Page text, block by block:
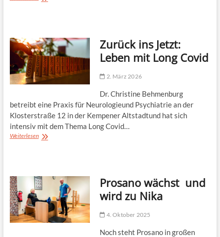
Zurück ins Jetzt:
Leben mit Long Covid
2. März 2026
Dr. Christine Behmenburg
betreibt eine Praxis für Neurologieund Psychiatrie an der
Klosterstraße 12 in der Kempener Altstadtund hat sich
intensiv mit dem Thema Long Covid…
WeiterlesenZurück
Long
Covid
Prosano wächst und
wird zu Nika
4. Oktober 2025
Noch steht Prosano in großen